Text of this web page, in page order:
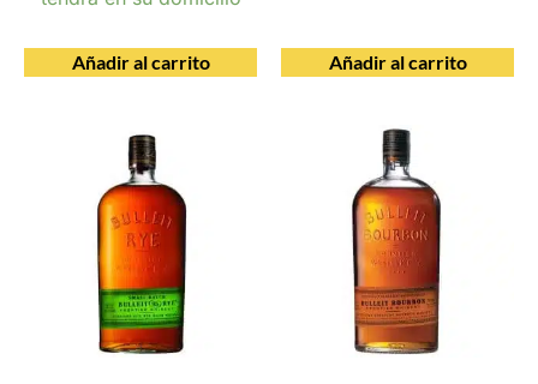
Añadir al carrito Añadir al carrito